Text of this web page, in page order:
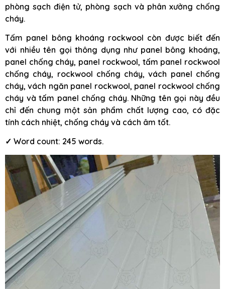
phòng sạch điện tử, phòng sạch và phân xưởng chống
cháy.
Tấm panel bông khoáng rockwool còn được biết đến
với nhiều tên gọi thông dụng như panel bông khoáng,
panel chống cháy, panel rockwool, tấm panel rockwool
chống cháy, rockwool chống cháy, vách panel chống
cháy, vách ngăn panel rockwool, panel rockwool chống
cháy và tấm panel chống cháy. Những tên gọi này đều
chỉ đến chung một sản phẩm chất lượng cao, có đặc
tính cách nhiệt, chống cháy và cách âm tốt.
✓ Word count: 245 words.